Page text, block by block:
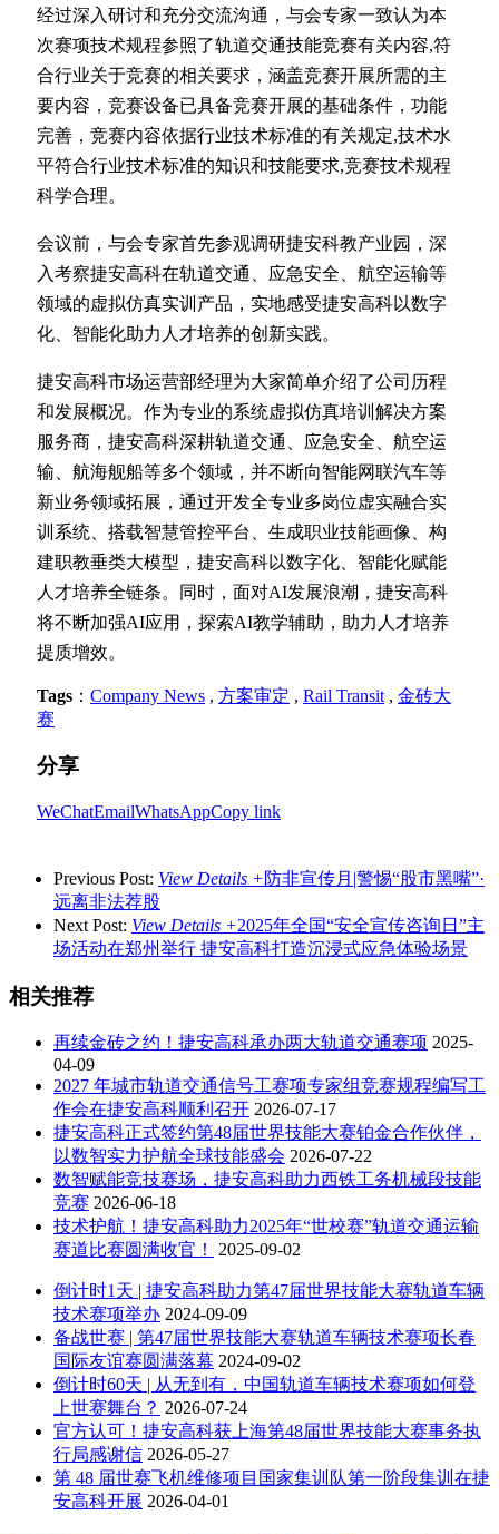
经过深入研讨和充分交流沟通，与会专家一致认为本
次赛项技术规程参照了轨道交通技能竞赛有关内容,符
合行业关于竞赛的相关要求，涵盖竞赛开展所需的主
要内容，竞赛设备已具备竞赛开展的基础条件，功能
完善，竞赛内容依据行业技术标准的有关规定,技术水
平符合行业技术标准的知识和技能要求,竞赛技术规程
科学合理。
会议前，与会专家首先参观调研捷安科教产业园，深
入考察捷安高科在轨道交通、应急安全、航空运输等
领域的虚拟仿真实训产品，实地感受捷安高科以数字
化、智能化助力人才培养的创新实践。
捷安高科市场运营部经理为大家简单介绍了公司历程
和发展概况。作为专业的系统虚拟仿真培训解决方案
服务商，捷安高科深耕轨道交通、应急安全、航空运
输、航海舰船等多个领域，并不断向智能网联汽车等
新业务领域拓展，通过开发全专业多岗位虚实融合实
训系统、搭载智慧管控平台、生成职业技能画像、构
建职教垂类大模型，捷安高科以数字化、智能化赋能
人才培养全链条。同时，面对AI发展浪潮，捷安高科
将不断加强AI应用，探索AI教学辅助，助力人才培养
提质增效。
Tags ： Company News , 方案审定 , Rail Transit , 金砖大
赛
分享
WeChatEmailWhatsAppCopy link
Previous Post: View Details +防非宣传月|警惕“股市黑嘴”·
远离非法荐股
Next Post: View Details +2025年全国“安全宣传咨询日”主
场活动在郑州举行 捷安高科打造沉浸式应急体验场景
相关推荐
再续金砖之约！捷安高科承办两大轨道交通赛项 2025-
04-09
2027 年城市轨道交通信号工赛项专家组竞赛规程编写工
作会在捷安高科顺利召开 2026-07-17
捷安高科正式签约第48届世界技能大赛铂金合作伙伴，
以数智实力护航全球技能盛会 2026-07-22
数智赋能竞技赛场，捷安高科助力西铁工务机械段技能
竞赛 2026-06-18
技术护航！捷安高科助力2025年“世校赛”轨道交通运输
赛道比赛圆满收官！
2025-09-02
倒计时1天 | 捷安高科助力第47届世界技能大赛轨道车辆
技术赛项举办 2024-09-09
备战世赛 | 第47届世界技能大赛轨道车辆技术赛项长春
国际友谊赛圆满落幕 2024-09-02
倒计时60天 | 从无到有，中国轨道车辆技术赛项如何登
上世赛舞台？ 2026-07-24
官方认可！捷安高科获上海第48届世界技能大赛事务执
行局感谢信 2026-05-27
第 48 届世赛飞机维修项目国家集训队第一阶段集训在捷
安高科开展 2026-04-01